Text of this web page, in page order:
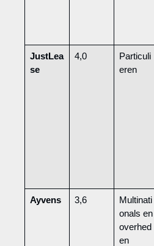
JustLea
se
4,0
Particuli
eren
Ayvens 3,6
Multinati
onals en
overhed
en